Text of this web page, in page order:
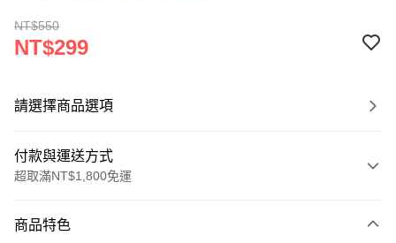
NT$550
NT$299
請選擇商品選項
付款與運送方式
超取滿NT$1,800免運
信用卡一次付款
商品特色